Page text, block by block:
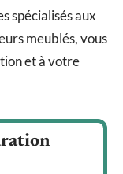
spécialisés aux
meublés, vous
et à votre